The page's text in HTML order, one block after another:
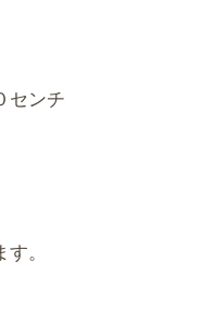
センチ
。